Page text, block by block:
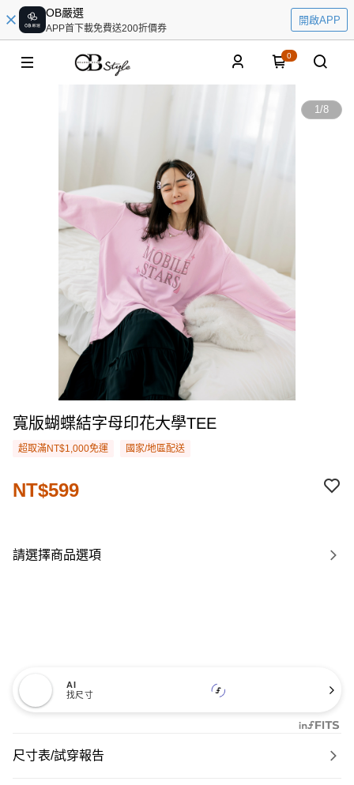
OB嚴選
APP首下載免費送200折價券
開啟APP
0
1/8
寬版蝴蝶結字母印花大學TEE
超取滿NT$1,000免運 國家/地區配送
NT$599
請選擇商品選項
AI
找尺寸
尺寸表/試穿報告